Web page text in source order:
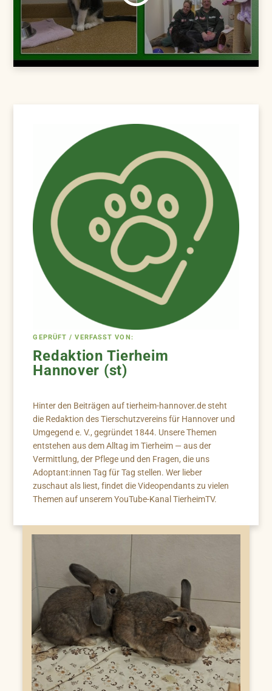
GEPRÜFT / VERFASST VON:
Redaktion Tierheim
Hannover (st)
Hinter den Beiträgen auf tierheim-hannover.de steht
die Redaktion des Tierschutzvereins für Hannover und
Umgegend e. V., gegründet 1844. Unsere Themen
entstehen aus dem Alltag im Tierheim — aus der
Vermittlung, der Pflege und den Fragen, die uns
Adoptant:innen Tag für Tag stellen. Wer lieber
zuschaut als liest, findet die Videopendants zu vielen
Themen auf unserem YouTube-Kanal TierheimTV.